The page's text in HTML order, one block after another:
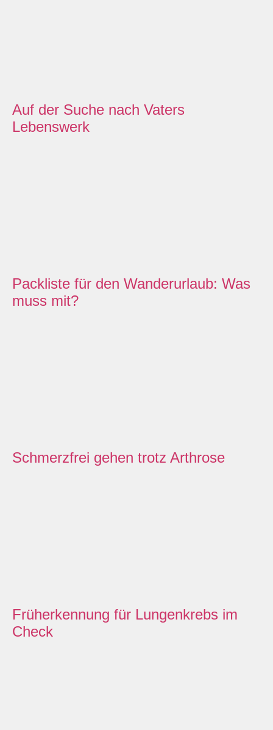
Auf der Suche nach Vaters
Lebenswerk
Packliste für den Wanderurlaub: Was
muss mit?
Schmerzfrei gehen trotz Arthrose
Früherkennung für Lungenkrebs im
Check